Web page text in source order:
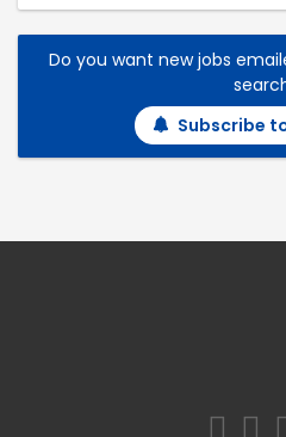
Do you want new jobs
Subscribe